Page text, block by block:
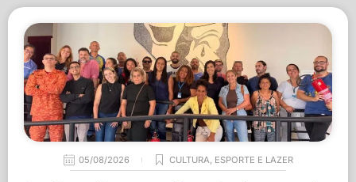
05/08/2026 CULTURA, ESPORTE E LAZER